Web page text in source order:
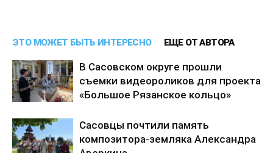
ЭТО МОЖЕТ БЫТЬ ИНТЕРЕСНО ЕЩЕ ОТ АВТОРА
В Сасовском округе прошли
съемки видеороликов для проекта
«Большое Рязанское кольцо»
Сасовцы почтили память
композитора-земляка Александра